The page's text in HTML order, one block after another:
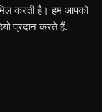
करती है। हम आपको
प्रदान करते हैं.